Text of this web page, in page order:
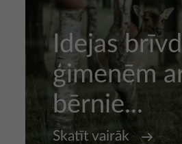
Idejas
ģimenēm
bērnie...
Skatīt vairāk